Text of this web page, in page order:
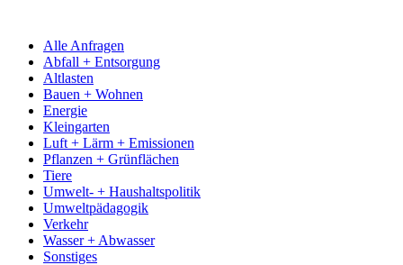
Alle Anfragen
Abfall + Entsorgung
Altlasten
Bauen + Wohnen
Energie
Kleingarten
Luft + Lärm + Emissionen
Pflanzen + Grünflächen
Tiere
Umwelt- + Haushaltspolitik
Umweltpädagogik
Verkehr
Wasser + Abwasser
Sonstiges